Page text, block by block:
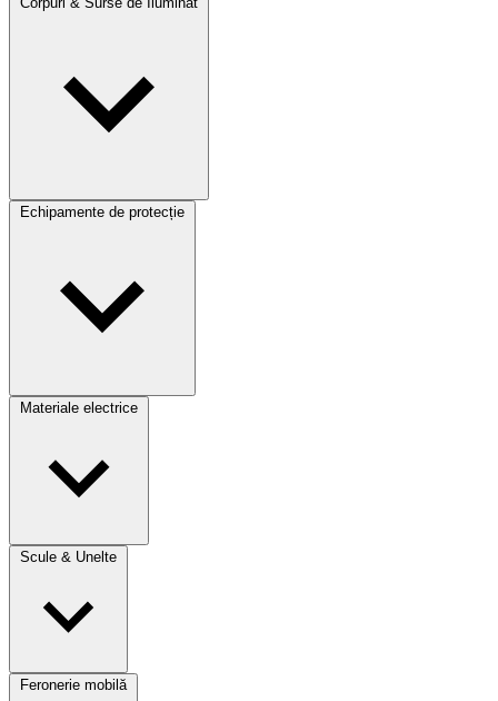
Echipamente de protecție
Materiale electrice
Scule & Unelte
Feronerie mobilă